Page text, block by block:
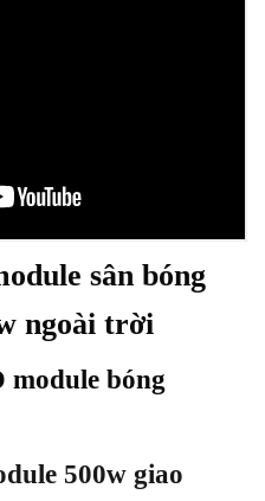
sân bóng
ngoài trời
module bóng
500w giao